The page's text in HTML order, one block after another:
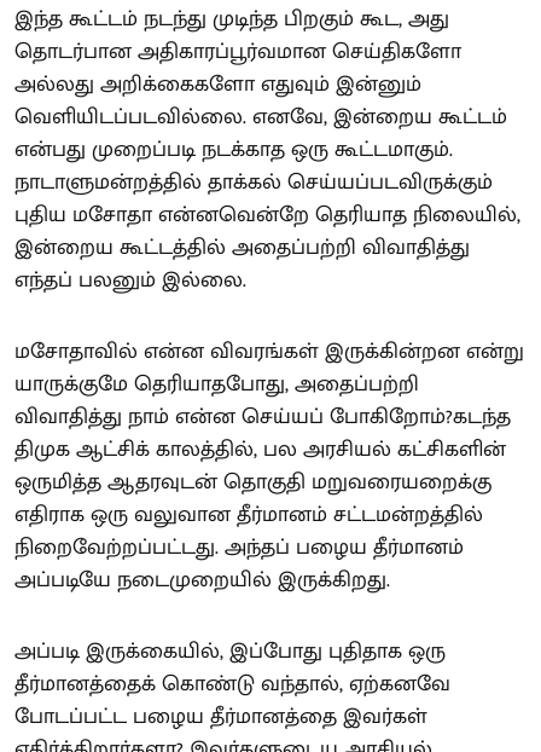
இந்த கூட்டம் நடந்து முடிந்த பிறகும் கூட, அது
தொடர்பான அதிகாரப்பூர்வமான செய்திகளோ
அல்லது அறிக்கைகளோ எதுவும் இன்னும்
வெளியிடப்படவில்லை. எனவே, இன்றைய கூட்டம்
என்பது முறைப்படி நடக்காத ஒரு கூட்டமாகும்.
நாடாளுமன்றத்தில் தாக்கல் செய்யப்படவிருக்கும்
புதிய மசோதா என்னவென்றே தெரியாத நிலையில்,
இன்றைய கூட்டத்தில் அதைப்பற்றி விவாதித்து
எந்தப் பலனும் இல்லை.
மசோதாவில் என்ன விவரங்கள் இருக்கின்றன என்று
யாருக்குமே தெரியாதபோது, அதைப்பற்றி
விவாதித்து நாம் என்ன செய்யப் போகிறோம்?கடந்த
திமுக ஆட்சிக் காலத்தில், பல அரசியல் கட்சிகளின்
ஒருமித்த ஆதரவுடன் தொகுதி மறுவரையறைக்கு
எதிராக ஒரு வலுவான தீர்மானம் சட்டமன்றத்தில்
நிறைவேற்றப்பட்டது. அந்தப் பழைய தீர்மானம்
அப்படியே நடைமுறையில் இருக்கிறது.
அப்படி இருக்கையில், இப்போது புதிதாக ஒரு
தீர்மானத்தைக் கொண்டு வந்தால், ஏற்கனவே
போடப்பட்ட பழைய தீர்மானத்தை இவர்கள்